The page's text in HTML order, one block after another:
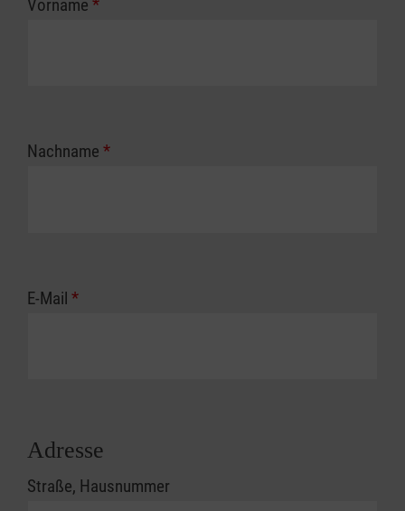
Vorname *
Nachname *
E-Mail *
Adresse
Straße, Hausnummer